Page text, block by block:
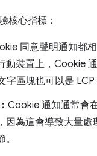
核心指標：
同意聲明通知都
動裝置上，Cookie
區塊也可以是 LCP
： Cookie 通知通常會
因為這會導致大量
。